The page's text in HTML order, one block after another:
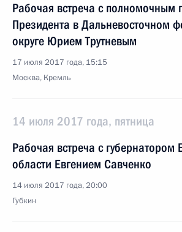
Рабочая встреча с полномочным
Президента в Дальневосточном
округе Юрием Трутневым
17 июля 2017 года, 15:15
Москва, Кремль
14 июля 2017 года, пятница
Рабочая встреча с губернатором
области Евгением Савченко
14 июля 2017 года, 20:00
Губкин